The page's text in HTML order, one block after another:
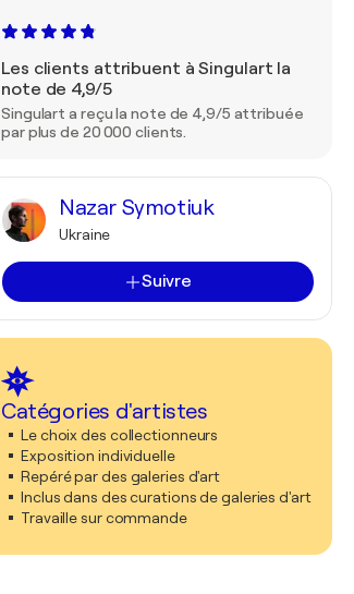
Les clients attribuent à Singulart la
note de 4,9/5
Singulart a reçu la note de 4,9/5 attribuée
par plus de 20 000 clients.
Nazar Symotiuk
Ukraine
Suivre
Catégories d'artistes
Le choix des collectionneurs
Exposition individuelle
Repéré par des galeries d'art
Inclus dans des curations de galeries d'art
Travaille sur commande